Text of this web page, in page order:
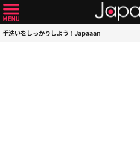
手洗いをしっかりしよう！Japaaan